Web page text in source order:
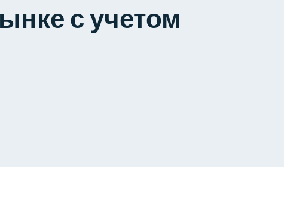
с учетом